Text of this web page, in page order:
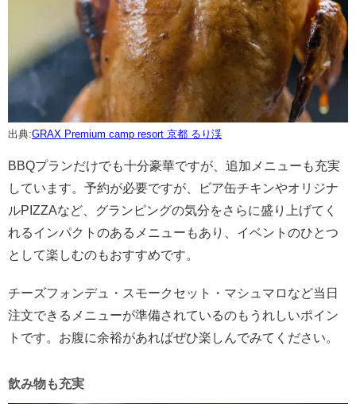
出典:GRAX Premium camp resort 京都 るり渓
BBQプランだけでも十分豪華ですが、追加メニューも充実
しています。予約が必要ですが、ビア缶チキンやオリジナ
ルPIZZAなど、グランピングの気分をさらに盛り上げてく
れるインパクトのあるメニューもあり、イベントのひとつ
として楽しむのもおすすめです。
チーズフォンデュ・スモークセット・マシュマロなど当日
注文できるメニューが準備されているのもうれしいポイン
トです。お腹に余裕があればぜひ楽しんでみてください。
飲み物も充実